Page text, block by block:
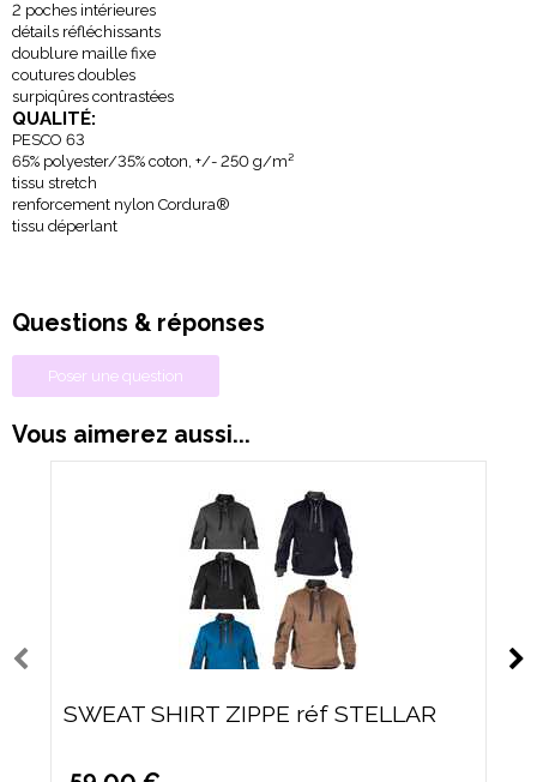
2 poches intérieures
détails réfléchissants
doublure maille fixe
coutures doubles
surpiqûres contrastées
QUALITÉ:
PESCO 63
65% polyester/35% coton, +/- 250 g/m²
tissu stretch
renforcement nylon Cordura®
tissu déperlant
Questions & réponses
Poser une question
Vous aimerez aussi...
SWEAT SHIRT ZIPPE réf STELLAR